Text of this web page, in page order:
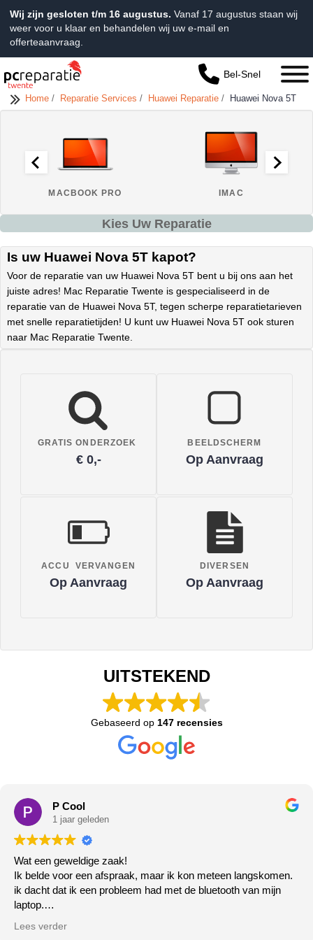
Wij zijn gesloten t/m 16 augustus. Vanaf 17 augustus staan wij
weer voor u klaar en behandelen wij uw e-mail en
offerteaanvraag.
Bel-Snel
Home / Reparatie Services / Huawei Reparatie / Huawei Nova 5T
MACBOOK PRO IMAC
Kies Uw Reparatie
Is uw Huawei Nova 5T kapot?
Voor de reparatie van uw Huawei Nova 5T bent u bij ons aan het
juiste adres! Mac Reparatie Twente is gespecialiseerd in de
reparatie van de Huawei Nova 5T, tegen scherpe reparatietarieven
met snelle reparatietijden! U kunt uw Huawei Nova 5T ook sturen
naar Mac Reparatie Twente.
GRATIS ONDERZOEK
€ 0,-
BEELDSCHERM
Op Aanvraag
ACCU VERVANGEN
Op Aanvraag
DIVERSEN
Op Aanvraag
UITSTEKEND
Gebaseerd op 147 recensies
P Cool
1 jaar geleden
Wat een geweldige zaak!
Ik belde voor een afspraak, maar ik kon meteen langskomen.
ik dacht dat ik een probleem had met de bluetooth van mijn
laptop.
Het deed het gewoon niet meer, de zeer vriendelijke meneer
Lees verder